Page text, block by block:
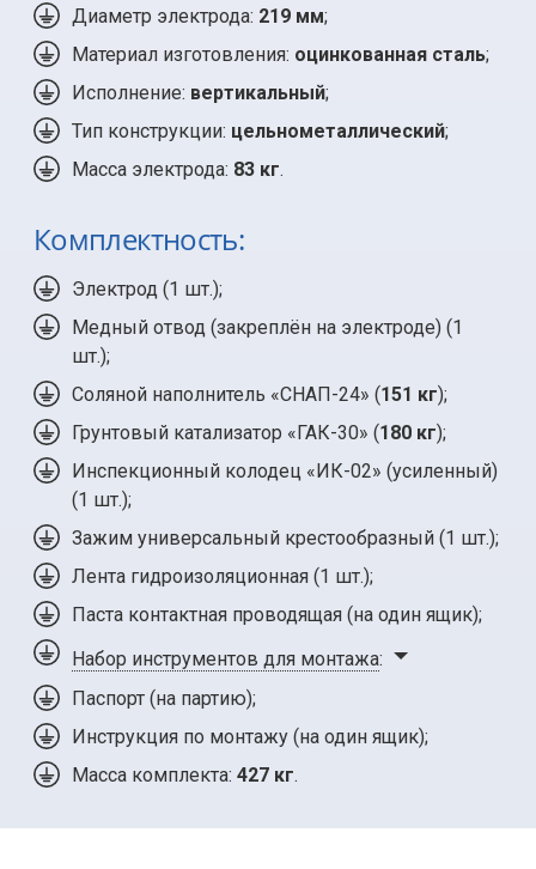
Диаметр электрода: 219 мм;
Материал изготовления: оцинкованная сталь;
Исполнение: вертикальный;
Тип конструкции: цельнометаллический;
Масса электрода: 83 кг.
Комплектность:
Электрод (1 шт.);
Медный отвод (закреплён на электроде) (1
шт.);
Соляной наполнитель «СНАП-24» (151 кг);
Грунтовый катализатор «ГАК-30» (180 кг);
Инспекционный колодец «ИК-02» (усиленный)
(1 шт.);
Зажим универсальный крестообразный (1 шт.);
Лента гидроизоляционная (1 шт.);
Паста контактная проводящая (на один ящик);
Набор инструментов для монтажа:
Паспорт (на партию);
Инструкция по монтажу (на один ящик);
Масса комплекта: 427 кг.